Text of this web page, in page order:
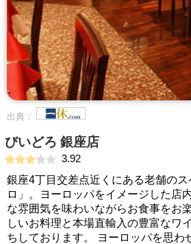
出典：
びいどろ 銀座店
3.92
銀座4丁目交差点近くにある老舗の
ロ」。ヨーロッパをイメージした店
な雰囲気を味わいながらお食事をお
しいお料理と本場直輸入の豊富なワ
ちしております。 ヨーロッパを思わ